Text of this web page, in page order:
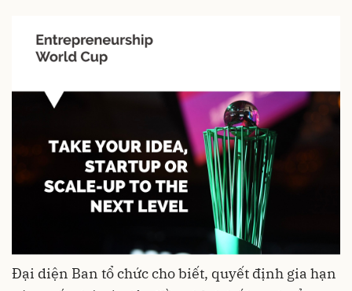
Đại diện Ban tổ chức cho biết, quyết định gia hạn